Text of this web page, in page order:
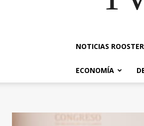
NOTICIAS
ECONOMÍA